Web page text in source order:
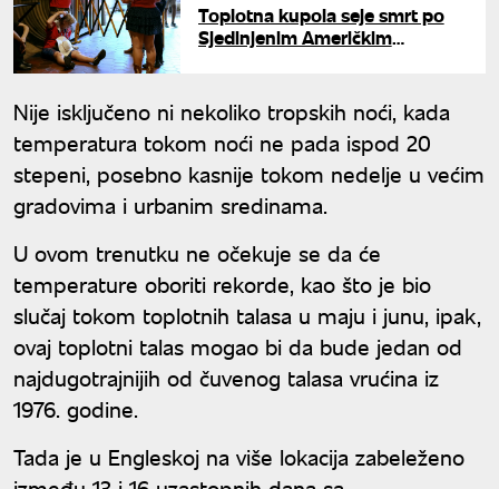
Toplotna kupola seje smrt po
Sjedinjenim Američkim
Nije isključeno ni nekoliko tropskih noći, kada
temperatura tokom noći ne pada ispod 20
stepeni, posebno kasnije tokom nedelje u većim
gradovima i urbanim sredinama.
U ovom trenutku ne očekuje se da će
temperature oboriti rekorde, kao što je bio
slučaj tokom toplotnih talasa u maju i junu, ipak,
ovaj toplotni talas mogao bi da bude jedan od
najdugotrajnijih od čuvenog talasa vrućina iz
1976. godine.
Tada je u Engleskoj na više lokacija zabeleženo